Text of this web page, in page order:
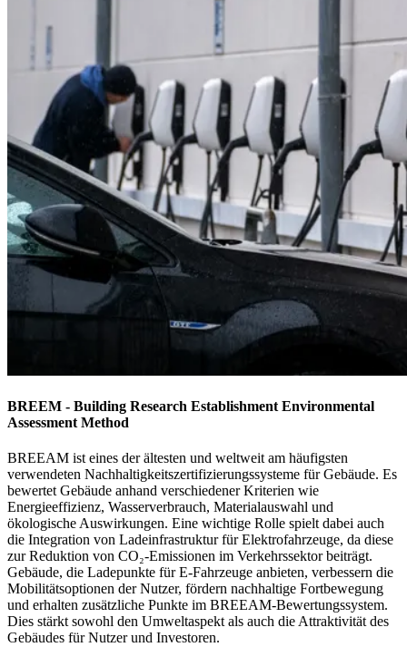
BREEM - Building Research Establishment Environmental
Assessment Method
BREEAM ist eines der ältesten und weltweit am häufigsten
verwendeten Nachhaltigkeitszertifizierungssysteme für Gebäude. Es
bewertet Gebäude anhand verschiedener Kriterien wie
Energieeffizienz, Wasserverbrauch, Materialauswahl und
ökologische Auswirkungen. Eine wichtige Rolle spielt dabei auch
die Integration von Ladeinfrastruktur für Elektrofahrzeuge, da diese
zur Reduktion von CO₂-Emissionen im Verkehrssektor beiträgt.
Gebäude, die Ladepunkte für E-Fahrzeuge anbieten, verbessern die
Mobilitätsoptionen der Nutzer, fördern nachhaltige Fortbewegung
und erhalten zusätzliche Punkte im BREEAM-Bewertungssystem.
Dies stärkt sowohl den Umweltaspekt als auch die Attraktivität des
Gebäudes für Nutzer und Investoren.